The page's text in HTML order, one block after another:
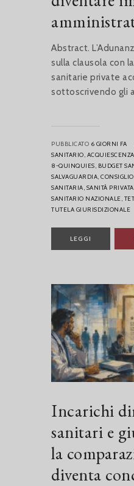
Abstract.
sulla clausola con
sanitarie private
sottoscrivendo gli
PUBBLICATO 6 GIORNI FA
SANITARIO,
8-QUINQUIES, BUDGET
SALVAGUARDIA,
SANITARIA, SANITÀ
SANITARIO NAZIONALE,
TUTELA GIURISDIZIONALE
LEGGI
Incarichi
sanitari e
la
diventa